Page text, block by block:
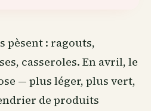
pèsent : ragouts,
casseroles. En avril, le
— plus léger, plus vert,
de produits